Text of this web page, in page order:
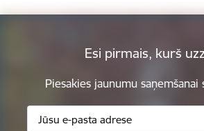
Esi pirmais, kurš
Piesakies jaunumu saņemšanai